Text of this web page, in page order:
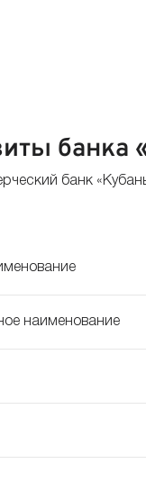
банка
банк
наименование